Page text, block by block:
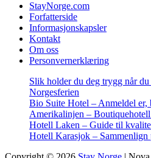
StayNorge.com
Forfatterside
Informasjonskapsler
Kontakt
Om oss
Personvernerklæring
Slik holder du deg trygg når
Norgesferien
Bio Suite Hotel – Anmeldel er,
Amerikalinjen –
Hotell Laken – Guide til
Hotell Karasjok – Sammenlign